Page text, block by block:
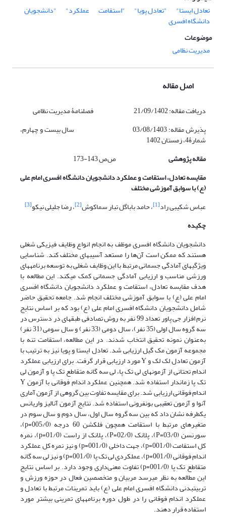
تعادل ایستا"
"تعادل پویا" "استقامت عملکرد" "دانشجویان
دانشگاه افسری
موضوعات
مدیریت نظامی
اصل مقاله
دریافت مقاله: 21/09/1402
فصلنامۀ مدیریت نظامی
پذیرش مقاله: 03/08/1403 سال بیست و چهارم،
شمارۀ4، زمستان 1402
مقاله پژوهشی ص‌ص 143-173
مقایسه تعادل، استقامت و عملکرد دانشجویان دانشگاه افسری امام علی
(ع) با سوابق آموزشی مختلف
عباس شکیبی راد[1] ، حامد باباگل تبار سماکوش[2] ، رضا جلیلی نیکو[3]
چکیده
دانشجویان دانشگاه افسری موظف به انجام انواع وظایف فیزیکی شغلی
هستند که ممکن است آن‌ها را مستعد آسیب­های مختلف کند. شناسایی
ویژگی­های آمادگی جسمانی مرتبط با این وظایف شغلی به توسعه برنامه­های
ورزشی مناسب و ارزیابی آمادگی جسمانی کمک می­کند. این مطالعه با
هدف مقایسه تعادل، استقامت و عملکرد دانشجویان دانشگاه افسری
امام علی (ع) با سوابق آموزشی مختلف انجام شد. جامعه تحقیق حاضر
شامل دانشجویان دانشگاه افسری امام علی (ع) بود که بر اساس نتایج
نرم افزار جی پاور تعداد 99 نفر به روش تصادفی طبقه­ای در دسترس در
سه گروه سال اولی (35 نفر)، سال دومی (33 نفر) و سال سومی (31 نفر)
به‌عنوان نمونه تحقیق انتخاب شدند. در این مطالعه، استقامت تنه با
مجموعه آزمون مک گیل ارزیابی شد. تعادل ایستا و پویا نیز به ترتیب با
آزمون تعادل لک لک و Y مورد ارزیابی قرار گرفت. برای ارزیابی عملکرد
اندام تحتانی از آزمون­های لی تک پا، لی سه گانه متقاطع تک پا و آزمون لی
تک پا زماندار استفاده شد. همچنین عملکرد اندام فوقانی با آزمون Y
اندام فوقانی ارزیابی شد. برای مقایسه تفاوت بین گروهی از آزمون آماری
آنوا و آزمون تعقیبی بونفرونی استفاده شد. نتایج آزمون آنالیز واریانس
یک­طرفه نشان داد که بین سه گروه سال اول، سال دوم و سال سوم در
متغیرهای مرتبط با استقامت همچون فلکشن 60 درجه (005/0=p)،
سورنسن (03/0=P)، پلانک (02/0=P)، پلانک از راست (01/0=p)، نمره
کل استقامت (001/0=p)، جهت داخلی (001/0=p) و نیز نمره کل عملکرد
اندام فوقانی (001/0=p)، عملکردی لی تک پا (001/0=p) و نیز لی سه گانه
متقاطع تک پا (001/0=p) تفاوت معنی‌داری وجود دارد. بر اساس نتایج
این مطالعه به نظر می­رسد مربیان و متخصصین فعال در حوزه ورزش و
تربیت­بدنی دانشگاه افسری امام علی (ع) باید تمرینات مرتبط با تعادل و
عملکرد اندام فوقانی را در طول دوره برنامه­های تمرینی­ بیشتر مورد
استفاده قرار دهند.